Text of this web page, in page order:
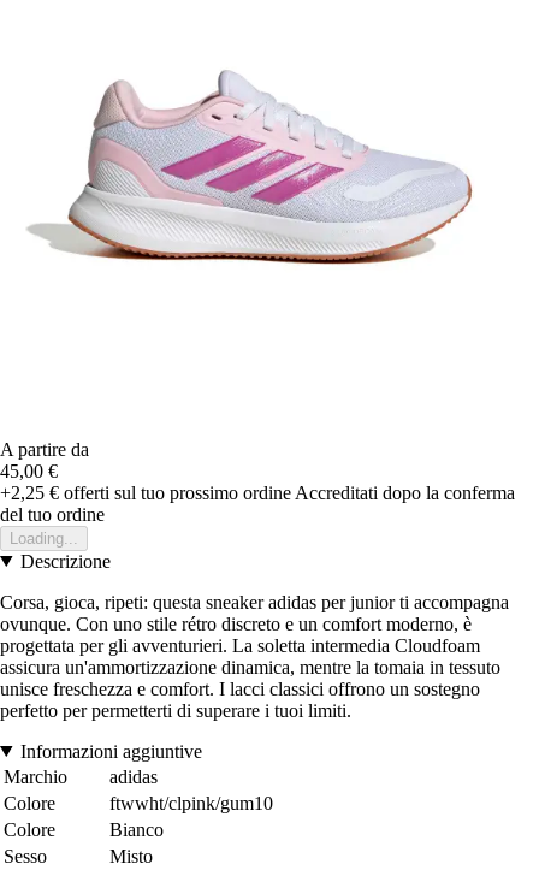
A partire da
45,00 €
+2,25 € offerti sul tuo prossimo ordine Accreditati dopo la conferma
del tuo ordine
Loading...
Descrizione
Corsa, gioca, ripeti: questa sneaker adidas per junior ti accompagna
ovunque. Con uno stile rétro discreto e un comfort moderno, è
progettata per gli avventurieri. La soletta intermedia Cloudfoam
assicura un'ammortizzazione dinamica, mentre la tomaia in tessuto
unisce freschezza e comfort. I lacci classici offrono un sostegno
perfetto per permetterti di superare i tuoi limiti.
Informazioni aggiuntive
Marchio
adidas
Colore
ftwwht/clpink/gum10
Colore
Bianco
Sesso
Misto